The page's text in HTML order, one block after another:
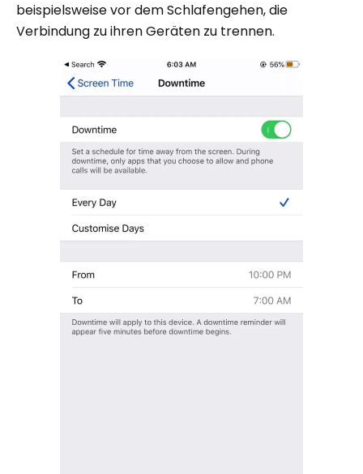
beispielsweise vor dem Schlafengehen, die
Verbindung zu ihren Geräten zu trennen.